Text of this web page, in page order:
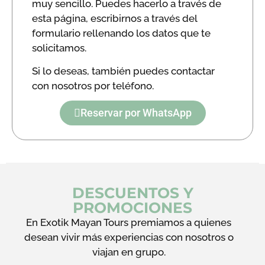
muy sencillo. Puedes hacerlo a través de
esta página, escribirnos a través del
formulario rellenando los datos que te
solicitamos.
Si lo deseas, también puedes contactar
con nosotros por teléfono.
Reservar por WhatsApp
DESCUENTOS Y
PROMOCIONES
En Exotik Mayan Tours premiamos a quienes
desean vivir más experiencias con nosotros o
viajan en grupo.